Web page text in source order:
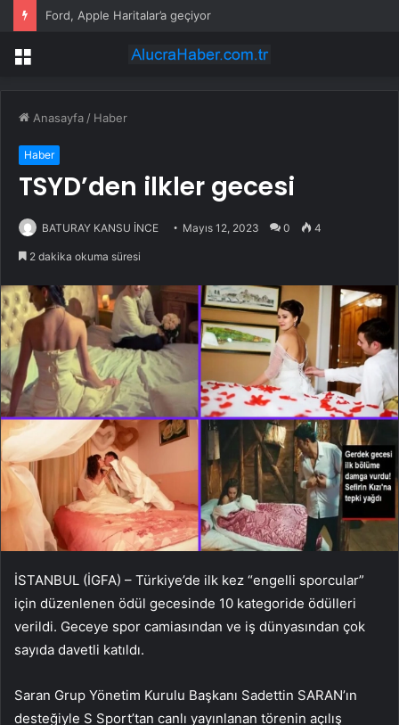
Ford, Apple Haritalar’a geçiyor
Menü
Anasayfa / Haber
Haber
TSYD’den ilkler gecesi
BATURAY KANSU İNCE Mayıs 12, 2023 0 4
2 dakika okuma süresi
İSTANBUL (İGFA) – Türkiye’de ilk kez “engelli sporcular”
için düzenlenen ödül gecesinde 10 kategoride ödülleri
verildi. Geceye spor camiasından ve iş dünyasından çok
sayıda davetli katıldı.
Saran Grup Yönetim Kurulu Başkanı Sadettin SARAN’ın
desteğiyle S Sport’tan canlı yayınlanan törenin açılış